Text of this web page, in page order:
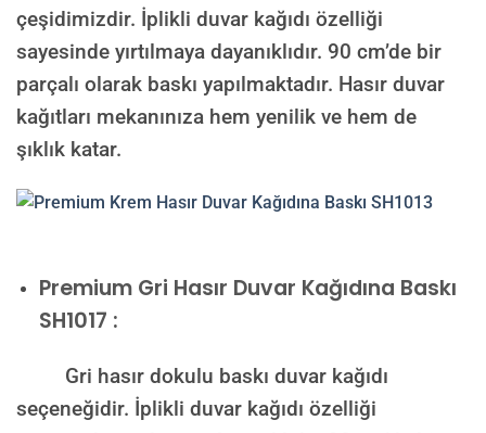
çeşidimizdir. İplikli duvar kağıdı özelliği
sayesinde yırtılmaya dayanıklıdır. 90 cm’de bir
parçalı olarak baskı yapılmaktadır. Hasır duvar
kağıtları mekanınıza hem yenilik ve hem de
şıklık katar.
Premium Gri Hasır Duvar Kağıdına Baskı
SH1017 :
Gri hasır dokulu baskı duvar kağıdı
seçeneğidir. İplikli duvar kağıdı özelliği